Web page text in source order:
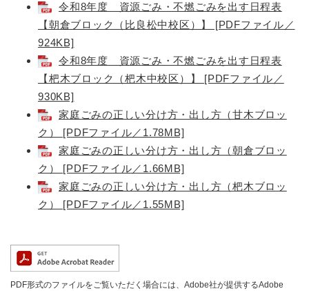
令和8年度 資源ごみ・不燃ごみを出す日程表
【朝倉ブロック（比良松中校区）】 [PDFファイル／
924KB]
令和8年度 資源ごみ・不燃ごみを出す日程表
【杷木ブロック（杷木中校区）】 [PDFファイル／
930KB]
家庭ごみの正しい分け方・出し方（甘木ブロッ
ク） [PDFファイル／1.78MB]
家庭ごみの正しい分け方・出し方（朝倉ブロッ
ク） [PDFファイル／1.66MB]
家庭ごみの正しい分け方・出し方（杷木ブロッ
ク） [PDFファイル／1.55MB]
PDF形式のファイルをご覧いただく場合には、Adobe社が提供するAdobe